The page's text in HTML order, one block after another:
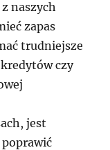
naszych
zapas
trudniejsze
czy
jest